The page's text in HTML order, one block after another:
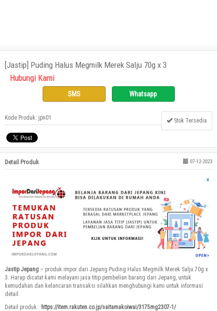
[Jastip] Puding Halus Megmilk Merek Salju 70g x 3
Hubungi Kami
SMS Whatsapp
Kode Produk: jpn01 Stok Tersedia
Detail Produk 07-12-2023
Jastip Jepang – produk impor dari Jepang Puding Halus Megmilk Merek Salju 70g x
3. Harap dicatat kami melayani jasa titip pembelian barang dari Jepang, untuk
kemudahan dan kelancaran transaksi silahkan menghubungi kami untuk informasi
detail.
Detail produk : https://item.rakuten.co.jp/saitamakoiwai/3175mg2307-1/